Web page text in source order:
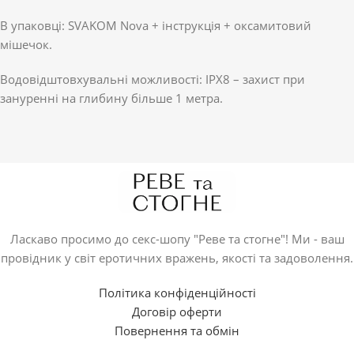
В упаковці: SVAKOM Nova + інструкція + оксамитовий
мішечок.
Водовідштовхувальні можливості: IPX8 – захист при
зануренні на глибину більше 1 метра.
Ласкаво просимо до секс-шопу "Реве та стогне"! Ми - ваш
провідник у світ еротичних вражень, якості та задоволення.
Політика конфіденційності
Договір оферти
Повернення та обмін